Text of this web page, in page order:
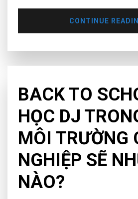
CONTINUE
BACK TO
HỌC DJ
MÔI TRƯỜNG
NGHIỆP SẼ
NÀO?